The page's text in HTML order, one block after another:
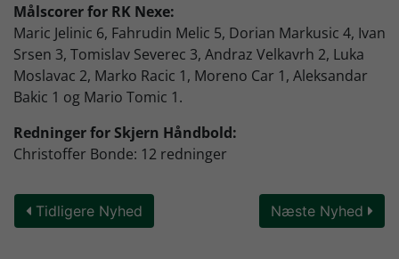
Målscorer for RK Nexe:
Maric Jelinic 6, Fahrudin Melic 5, Dorian Markusic 4, Ivan
Srsen 3, Tomislav Severec 3, Andraz Velkavrh 2, Luka
Moslavac 2, Marko Racic 1, Moreno Car 1, Aleksandar
Bakic 1 og Mario Tomic 1.
Redninger for Skjern Håndbold:
Christoffer Bonde: 12 redninger
Tidligere Nyhed Næste Nyhed